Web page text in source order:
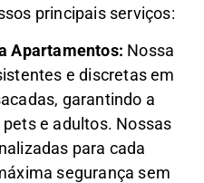
principais serviços:
Apartamentos: Nossa
e discretas em
garantindo a
e adultos. Nossas
para cada
segurança sem